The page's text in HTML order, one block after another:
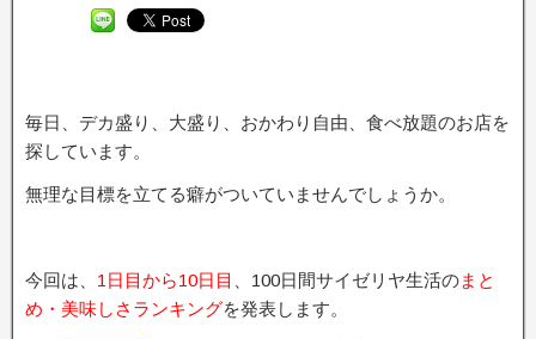
毎日、デカ盛り、大盛り、おかわり自由、食べ放題のお店を
探しています。
無理な目標を立てる癖がついていませんでしょうか。
今回は、 1日目から10日目 、100日間サイゼリヤ生活のまと
め・美味しさランキングを発表します。